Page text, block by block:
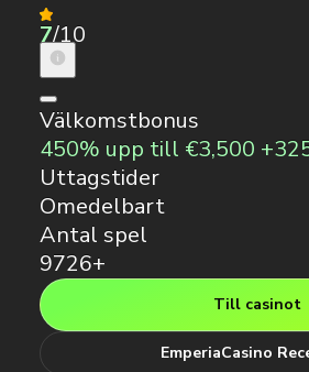
7/10
Välkomstbonus
450% upp till €3,500
Uttagstider
Omedelbart
Antal spel
9726+
Till casinot
EmperiaCasino